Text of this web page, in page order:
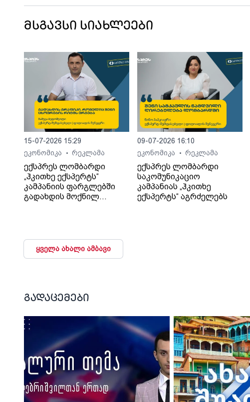
მსგავსი სიახლეები
15-07-2026 15:29
ეკონომიკა
• რეკლამა
ექსპრეს ლომბარდი
„ჰკითხე ექსპერტს“
კამპანიის ფარგლებში
გადახდის მოქნილ
09-07-2026 16:10
ეკონომიკა
• რეკლამა
ექსპრეს ლომბარდი
საკომუნიკაციო
კამპანიას „ჰკითხე
ექსპერტს“ აგრძელებს
ყველა ახალი ამბავი
გადაცემები